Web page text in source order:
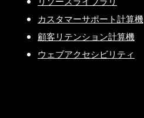
カスタマーサポート計算機
顧客リテンション計算機
ウェブアクセシビリティ